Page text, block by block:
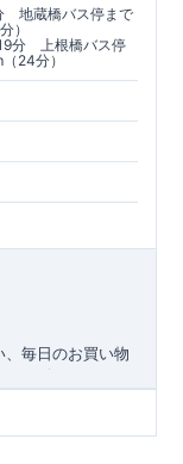
地蔵橋バス停まで
）
分 上根橋バス停
24分）
毎日のお買い物
ンビニやドラッ